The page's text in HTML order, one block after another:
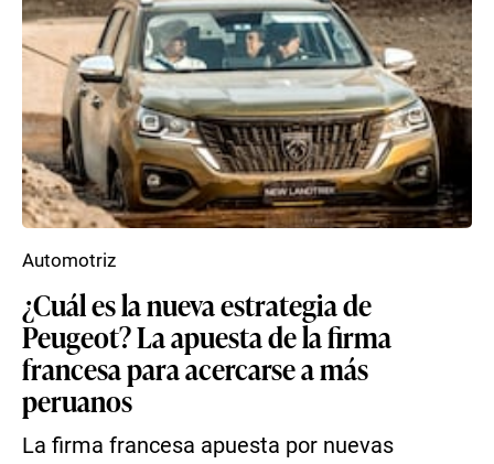
¿Cuál es la nueva estrategia de
Peugeot? La apuesta de la firma
francesa para acercarse a más
peruanos
La firma francesa apuesta por nuevas
Automotriz